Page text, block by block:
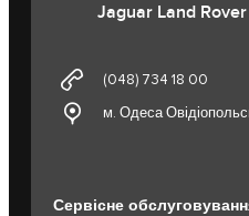
Jaguar Land
(048) 734 18 00
м. Одеса
Сервісне